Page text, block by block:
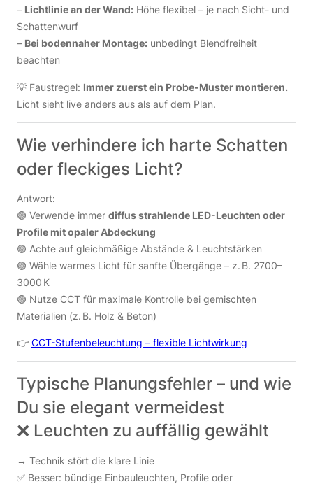
– Lichtlinie an der Wand: Höhe flexibel – je nach Sicht- und
Schattenwurf
– Bei bodennaher Montage: unbedingt Blendfreiheit
beachten
💡 Faustregel: Immer zuerst ein Probe-Muster montieren.
Licht sieht live anders aus als auf dem Plan.
Wie verhindere ich harte Schatten
oder fleckiges Licht?
Antwort:
🟢 Verwende immer diffus strahlende LED-Leuchten oder
Profile mit opaler Abdeckung
🟢 Achte auf gleichmäßige Abstände & Leuchtstärken
🟢 Wähle warmes Licht für sanfte Übergänge – z. B. 2700–
3000 K
🟢 Nutze CCT für maximale Kontrolle bei gemischten
Materialien (z. B. Holz & Beton)
👉 CCT-Stufenbeleuchtung – flexible Lichtwirkung
Typische Planungsfehler – und wie
Du sie elegant vermeidest
❌ Leuchten zu auffällig gewählt
→ Technik stört die klare Linie
✅ Besser: bündige Einbauleuchten, Profile oder